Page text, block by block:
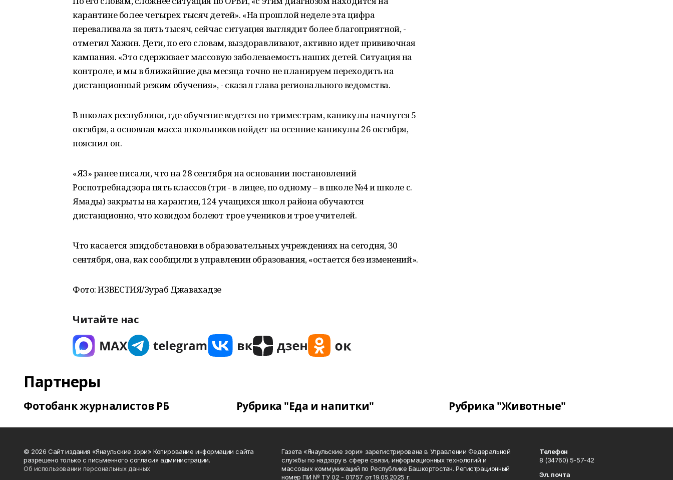
карантине более четырех тысяч детей». «На прошлой неделе эта цифра
переваливала за пять тысяч, сейчас ситуация выглядит более благоприятной, -
отметил Хажин. Дети, по его словам, выздоравливают, активно идет прививочная
кампания. «Это сдерживает массовую заболеваемость наших детей. Ситуация на
контроле, и мы в ближайшие два месяца точно не планируем переходить на
дистанционный режим обучения», - сказал глава регионального ведомства.
В школах республики, где обучение ведется по триместрам, каникулы начнутся 5
октября, а основная масса школьников пойдет на осенние каникулы 26 октября,
пояснил он.
«ЯЗ» ранее писали, что на 28 сентября на основании постановлений
Роспотребнадзора пять классов (три - в лицее, по одному – в школе №4 и школе с.
Ямады) закрыты на карантин, 124 учащихся школ района обучаются
дистанционно, что ковидом болеют трое учеников и трое учителей.
Что касается эпидобстановки в образовательных учреждениях на сегодня, 30
сентября, она, как сообщили в управлении образования, «остается без изменений».
Фото: ИЗВЕСТИЯ/Зураб Джавахадзе
Читайте нас
Партнеры
Фотобанк журналистов РБ Рубрика "Еда и напитки" Рубрика "Животные"
© 2026 Сайт издания «Янаульские зори» Копирование информации сайта
разрешено только с письменного согласия администрации.
Об использовании персональных данных
Газета «Янаульские зори» зарегистрирована в Управлении Федеральной
службы по надзору в сфере связи, информационных технологий и
массовых коммуникаций по Республике Башкортостан. Регистрационный
номер ПИ № ТУ 02 - 01757 от 19.05.2025 г.
Телефон
8 (34760) 5-57-42
Эл. почта